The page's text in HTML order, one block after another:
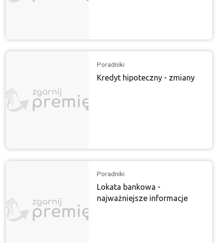
Poradniki
Kredyt hipoteczny - zmiany
Poradniki
Lokata bankowa -
najważniejsze informacje